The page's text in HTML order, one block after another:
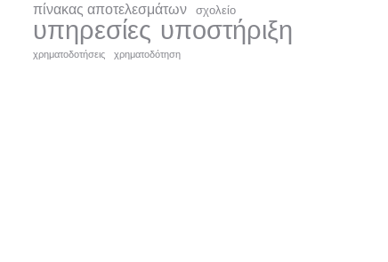
πίνακας αποτελεσμάτων σχολείο
υπηρεσίες υποστήριξη
χρηματοδοτήσεις χρηματοδότηση